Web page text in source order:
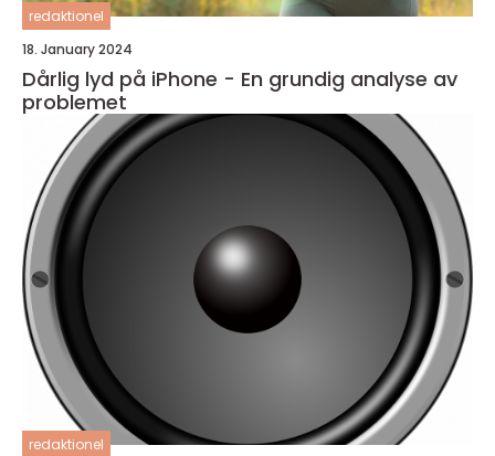
redaktionel
18. January 2024
Dårlig lyd på iPhone - En grundig analyse av
problemet
redaktionel